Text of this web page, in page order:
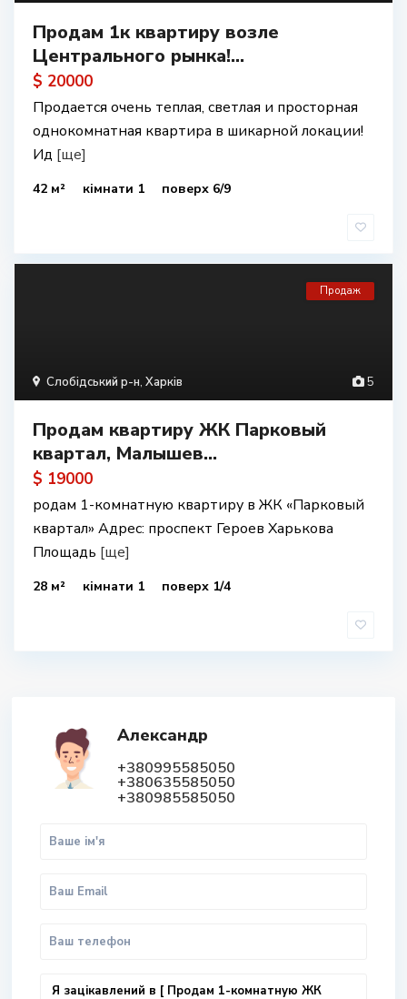
Продам 1к квартиру возле
Центрального рынка!...
$ 20000
Продается очень теплая, светлая и просторная
однокомнатная квартира в шикарной локации!
Ид [ще]
42 м² кімнати 1 поверх 6/9
5
Слобідський р-н, Харків
Продаж
Продам квартиру ЖК Парковый
квартал, Малышев...
$ 19000
родам 1-комнатную квартиру в ЖК «Парковый
квартал» Адрес: проспект Героев Харькова
Площадь [ще]
28 м² кімнати 1 поверх 1/4
Александр
+380995585050
+380635585050
+380985585050